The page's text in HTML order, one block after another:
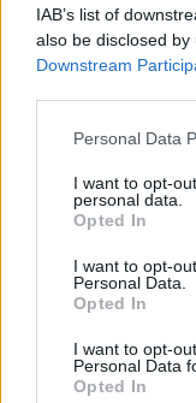
IAB’s list of
also be disclosed
Downstream
Personal Data
I want to opt-
personal data.
Opted In
I want to opt-
Personal Data.
Opted In
I want to opt-
Personal Data
Opted In
NIÑOS